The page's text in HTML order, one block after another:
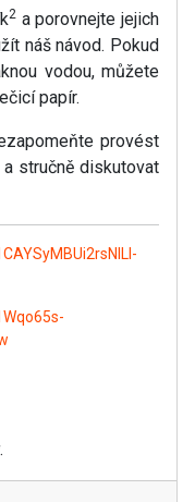
2 a porovnejte jejich
náš návod. Pokud
vodou, můžete
papír.
provést
stručně diskutovat